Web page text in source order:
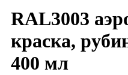
RAL3003
краска,
400 мл